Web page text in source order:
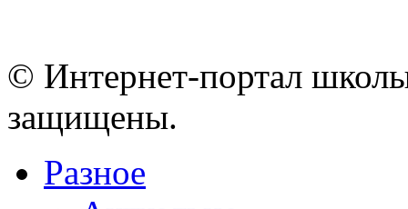
© Интернет-портал
защищены.
Разное